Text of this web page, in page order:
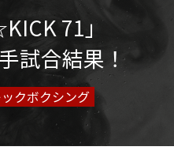
71」
試合結果！
クボクシング